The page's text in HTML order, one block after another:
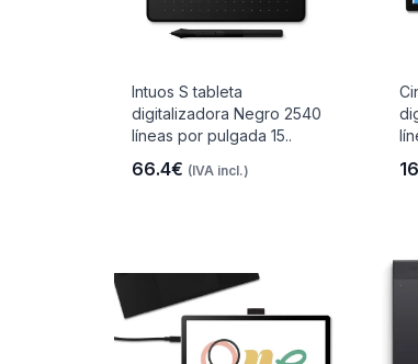
Intuos S tableta
digitalizadora Negro 2540
líneas por pulgada 15..
66.4€ (IVA incl.)